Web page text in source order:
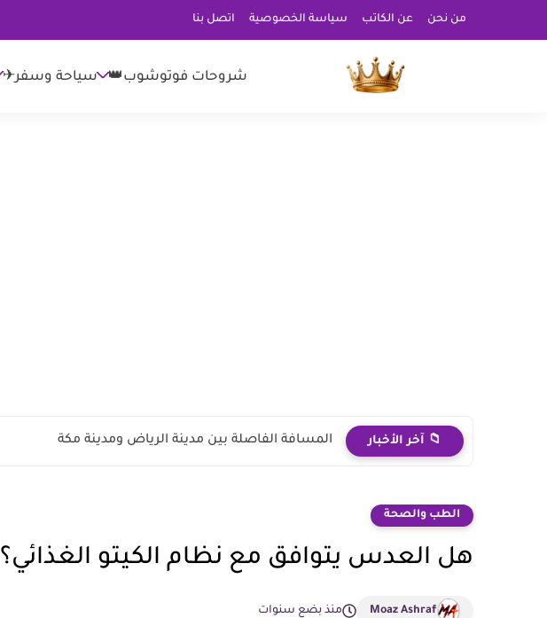
من نحن عن الكاتب سياسة الخصوصية اتصل بنا
شروحات فوتوشوب👑 سياحة وسفر✈
📁 آخر الأخبار المسافة الفاصلة بين مدينة الرياض ومدينة مكة
الطب والصحة
هل العدس يتوافق مع نظام الكيتو الغذائي؟
Moaz Ashraf منذ بضع سنوات